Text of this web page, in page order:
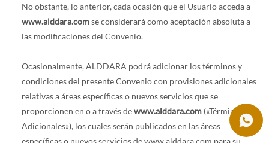
No obstante, lo anterior, cada ocasión que el Usuario acceda a
www.alddara.comse considerará como aceptación absoluta a
las modificaciones del Convenio.
Ocasionalmente, ALDDARA podrá adicionar los términos y
condiciones del presente Convenio con provisiones adicionales
relativas a áreas específicas o nuevos servicios que se
proporcionen en o a través dewww.alddara.com(«Términos
Adicionales»), los cuales serán publicados en las áreas
específicas o nuevos servicios de www.alddara.com para su